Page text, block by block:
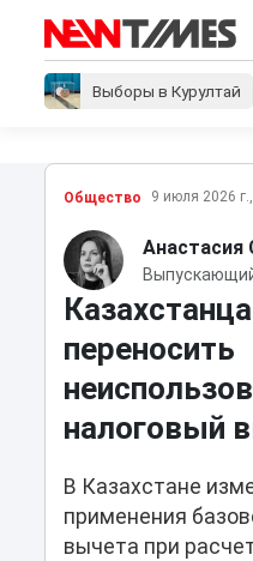
Выборы в Курултай
Общество 9 июля 2026
Анастасия
переносить
налоговый
В Казахстане
применения
вычета при